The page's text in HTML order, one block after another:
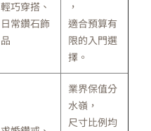
輕巧穿搭、
日常鑽石飾
品
，
適合預算有
限的入門選
擇。
業界保值分
水嶺，
尺寸比例均